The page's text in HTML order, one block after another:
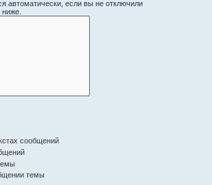
автоматически, если вы не отключили
сообщений
темы